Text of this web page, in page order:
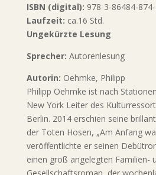
ISBN (digital): 978-3-86484-
Laufzeit: ca.16 Std.
Ungekürzte Lesung
Sprecher: Autorenlesung
Autorin: Oehmke, Philipp
Philipp Oehmke ist nach
New York Leiter des
Berlin. 2014 erschien seine
der Toten Hosen, „Am Anfang
veröffentlichte er seinen
einen groß angelegten Familien-